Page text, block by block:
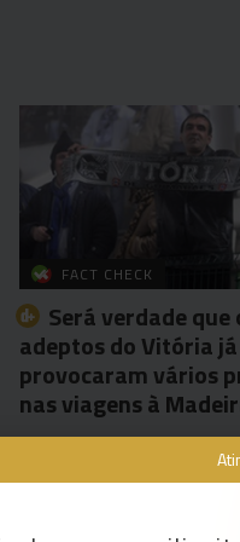
FACT CHECK
Será verdade que
adeptos do Vitória já
provocaram vários
nas viagens à